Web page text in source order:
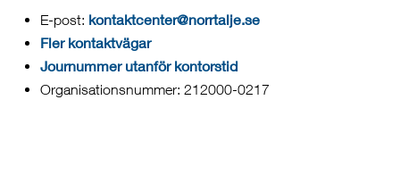
E-post: kontaktcenter@norrtalje.se
Fler kontaktvägar
Journummer utanför kontorstid
Organisationsnummer: 212000-0217